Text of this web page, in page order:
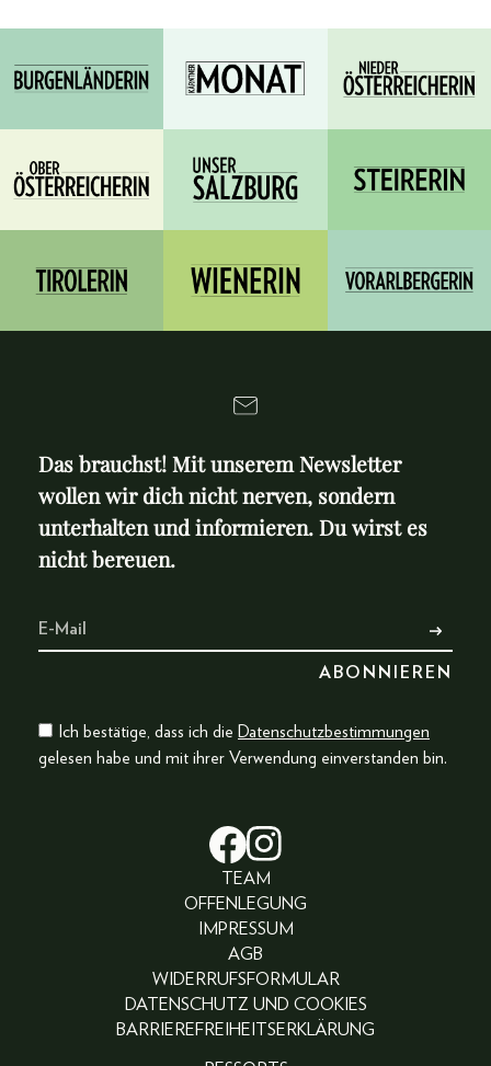
Das brauchst! Mit unserem Newsletter
wollen wir dich nicht nerven, sondern
unterhalten und informieren. Du wirst es
nicht bereuen.
Ich bestätige, dass ich die Datenschutzbestimmungen
gelesen habe und mit ihrer Verwendung einverstanden bin.
TEAM
OFFENLEGUNG
IMPRESSUM
AGB
WIDERRUFSFORMULAR
DATENSCHUTZ UND COOKIES
BARRIEREFREIHEITSERKLÄRUNG